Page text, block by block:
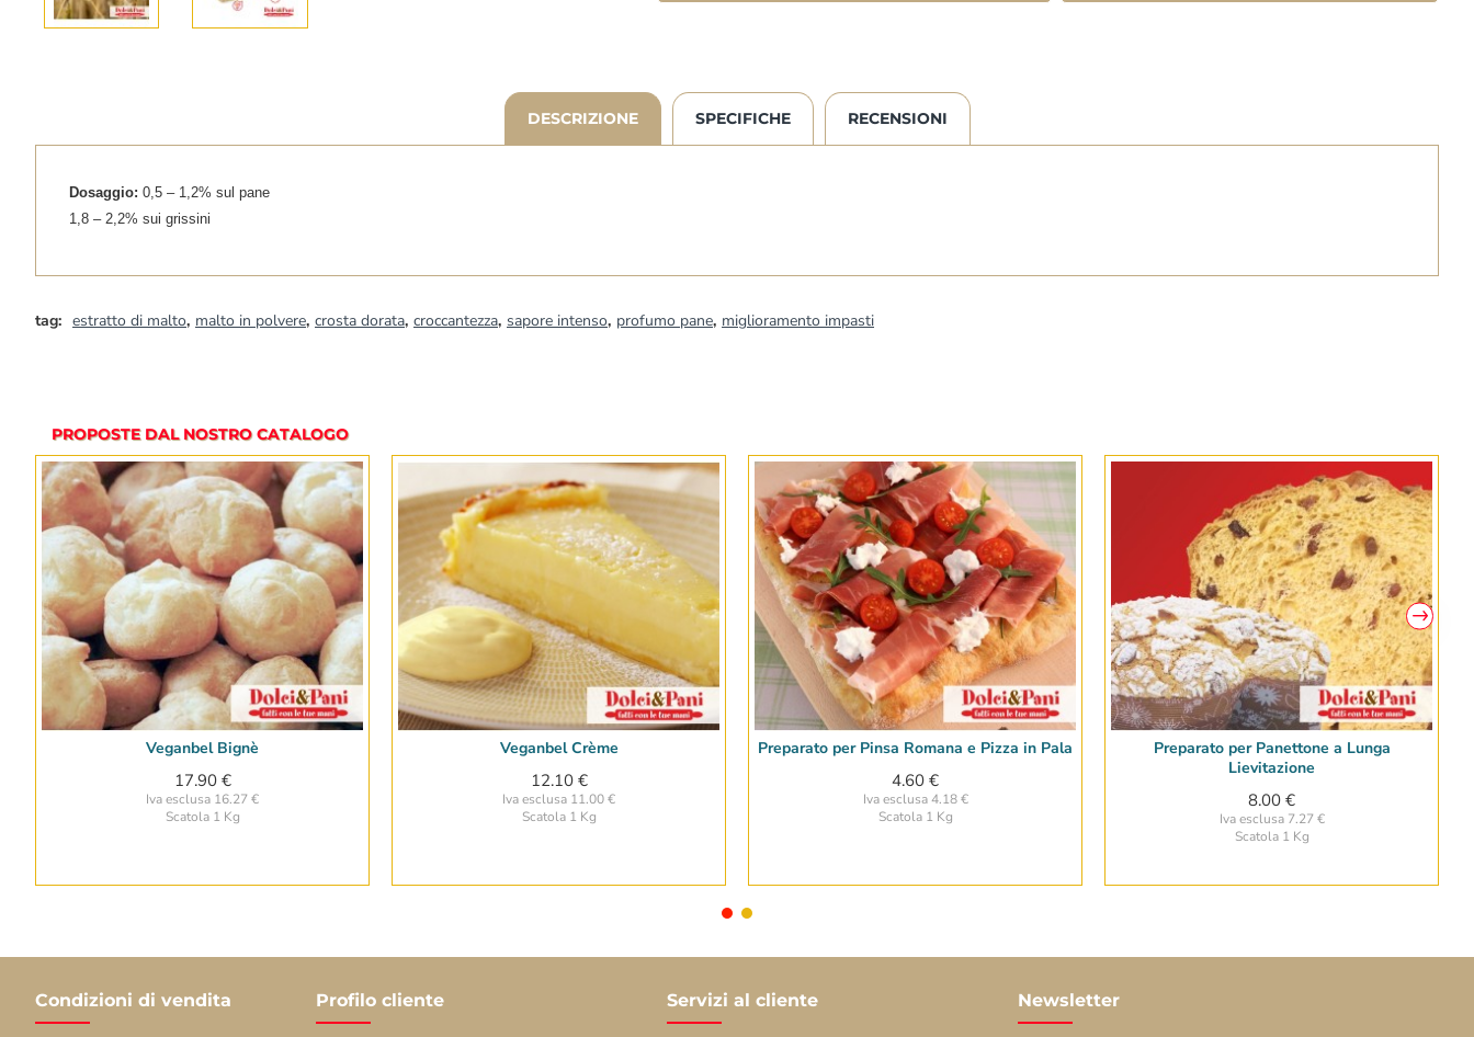
DESCRIZIONE SPECIFICHE RECENSIONI
Dosaggio: 0,5 – 1,2% sul pane
1,8 – 2,2% sui grissini
tag: estratto di malto, malto in polvere, crosta dorata, croccantezza, sapore intenso, profumo pane, miglioramento impasti
PROPOSTE DAL NOSTRO CATALOGO
Veganbel Bignè
17.90 €
Iva esclusa 16.27 €
Scatola 1 Kg
Veganbel Crème
12.10 €
Iva esclusa 11.00 €
Scatola 1 Kg
Preparato per Pinsa Romana e Pizza in Pala
4.60 €
Iva esclusa 4.18 €
Scatola 1 Kg
Preparato per Panettone a Lunga
Lievitazione
8.00 €
Iva esclusa 7.27 €
Scatola 1 Kg
Condizioni di vendita Profilo cliente Servizi al cliente Newsletter